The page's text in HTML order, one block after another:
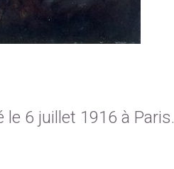
6 juillet 1916 à Paris.